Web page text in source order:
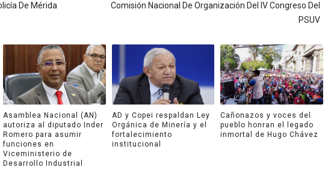
De Mérida
Comisión Nacional De Organización Del IV Congreso Del
PSUV
Asamblea Nacional (AN)
autoriza al diputado Inder
Romero para asumir
funciones en
Viceministerio de
Desarrollo Industrial
AD y Copei respaldan Ley
Orgánica de Minería y el
fortalecimiento
institucional
Cañonazos y voces del
pueblo honran el legado
inmortal de Hugo Chávez